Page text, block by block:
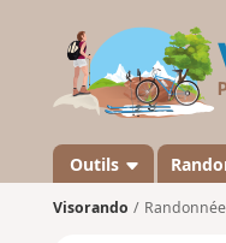
Outils
Visorando